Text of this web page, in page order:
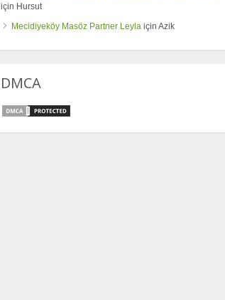
için Hursut
Mecidiyeköy Masöz Partner Leyla için Azik
DMCA